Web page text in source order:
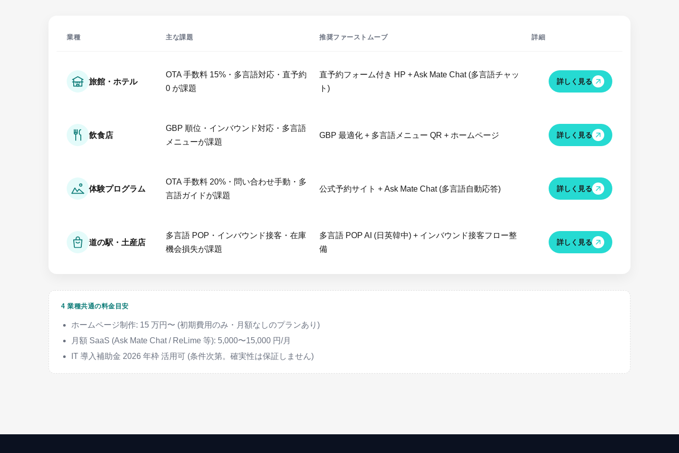
業種 主な課題 推奨ファーストムーブ 詳細
旅館・ホテル
OTA 手数料 15%・多言語対応・直予約
0 が課題
直予約フォーム付き HP + Ask Mate Chat (多言語チャッ
ト)
詳しく見る
飲食店
GBP 順位・インバウンド対応・多言語
メニューが課題
GBP 最適化 + 多言語メニュー QR + ホームページ 詳しく見る
体験プログラム
OTA 手数料 20%・問い合わせ手動・多
言語ガイドが課題
公式予約サイト + Ask Mate Chat (多言語自動応答) 詳しく見る
道の駅・土産店
多言語 POP・インバウンド接客・在庫
機会損失が課題
多言語 POP AI (日英韓中) + インバウンド接客フロー整
備
詳しく見る
4 業種共通の料金目安
ホームページ制作: 15 万円〜 (初期費用のみ・月額なしのプランあり)
月額 SaaS (Ask Mate Chat / ReLime 等): 5,000〜15,000 円/月
IT 導入補助金 2026 年枠 活用可 (条件次第。確実性は保証しません)